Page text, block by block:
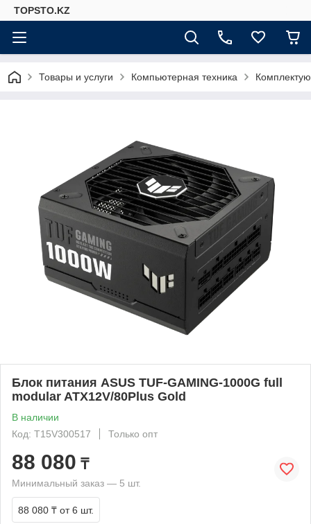
TOPSTO.KZ
Товары и услуги Компьютерная техника
Блок питания ASUS TUF-GAMING-1000G full
modular ATX12V/80Plus Gold
В наличии
Код: T15V300517
Только опт
88 080 ₸
Минимальный заказ — 5 шт.
88 080 ₸ от 6 шт.